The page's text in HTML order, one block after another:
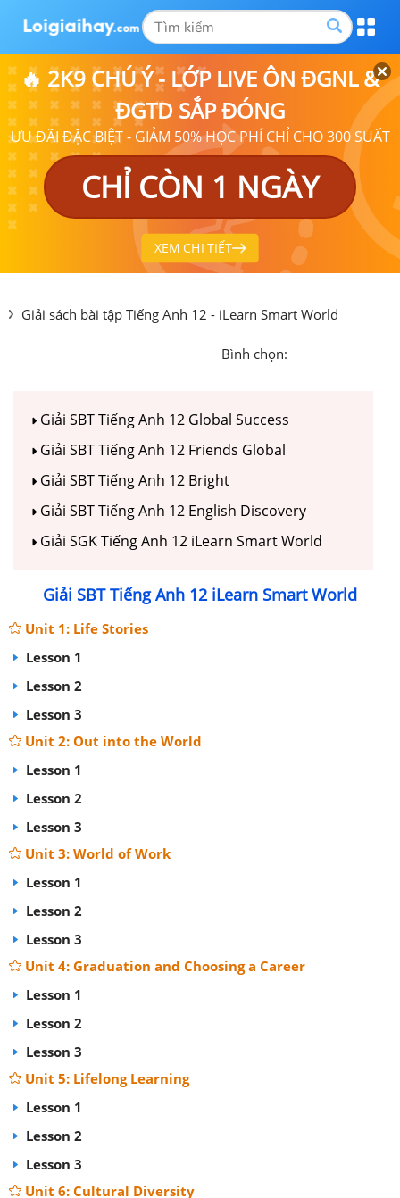
🔥 2K9 CHÚ Ý - LỚP LIVE ÔN ĐGNL &
ĐGTD SẮP ĐÓNG
ƯU ĐÃI ĐẶC BIỆT - GIẢM 50% HỌC PHÍ CHỈ CHO 300 SUẤT
CHỈ CÒN 1 NGÀY
XEM CHI TIẾT
Giải sách bài tập Tiếng Anh 12 - iLearn Smart World
Bình chọn:
Giải SBT Tiếng Anh 12 Global Success
Giải SBT Tiếng Anh 12 Friends Global
Giải SBT Tiếng Anh 12 Bright
Giải SBT Tiếng Anh 12 English Discovery
Giải SGK Tiếng Anh 12 iLearn Smart World
Giải SBT Tiếng Anh 12 iLearn Smart World
Unit 1: Life Stories
Lesson 1
Lesson 2
Lesson 3
Unit 2: Out into the World
Lesson 1
Lesson 2
Lesson 3
Unit 3: World of Work
Lesson 1
Lesson 2
Lesson 3
Unit 4: Graduation and Choosing a Career
Lesson 1
Lesson 2
Lesson 3
Unit 5: Lifelong Learning
Lesson 1
Lesson 2
Lesson 3
Unit 6: Cultural Diversity